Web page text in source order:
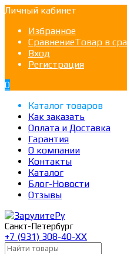
Личный кабинет
Избранное
СравнениеТовар в
Вход
Регистрация
0
Каталог товаров
Как заказать
Оплата и Доставка
Гарантия
О компании
Контакты
Каталог
Блог-Новости
Отзывы
Санкт-Петербург
+7 (931) 308-40-ХХ